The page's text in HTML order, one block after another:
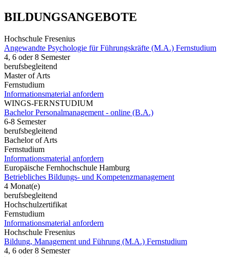
BILDUNGSANGEBOTE
Hochschule Fresenius
Angewandte Psychologie für Führungskräfte (M.A.) Fernstudium
4, 6 oder 8 Semester
berufsbegleitend
Master of Arts
Fernstudium
Informationsmaterial anfordern
WINGS-FERNSTUDIUM
Bachelor Personalmanagement - online (B.A.)
6-8 Semester
berufsbegleitend
Bachelor of Arts
Fernstudium
Informationsmaterial anfordern
Europäische Fernhochschule Hamburg
Betriebliches Bildungs- und Kompetenzmanagement
4 Monat(e)
berufsbegleitend
Hochschulzertifikat
Fernstudium
Informationsmaterial anfordern
Hochschule Fresenius
Bildung, Management und Führung (M.A.) Fernstudium
4, 6 oder 8 Semester